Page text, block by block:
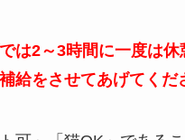
は2～3時間に一度は休
給をさせてあげてくだ